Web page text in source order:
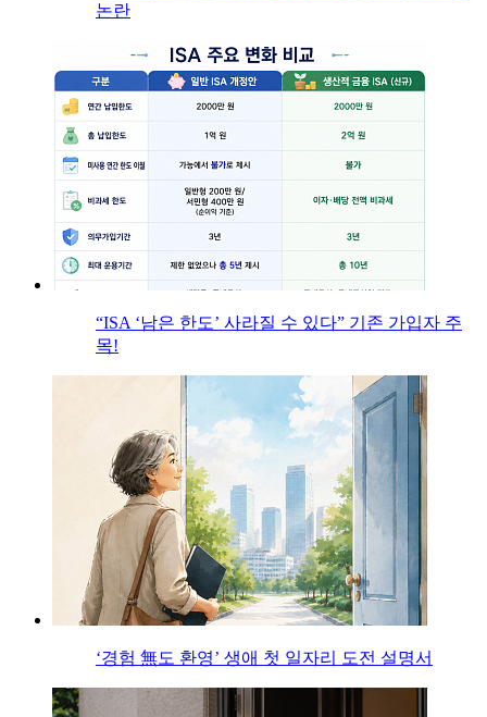
논란
“ISA ‘남은 한도’ 사라질 수 있다” 기존 가입자 주
목!
‘경험 無도 환영’ 생애 첫 일자리 도전 설명서